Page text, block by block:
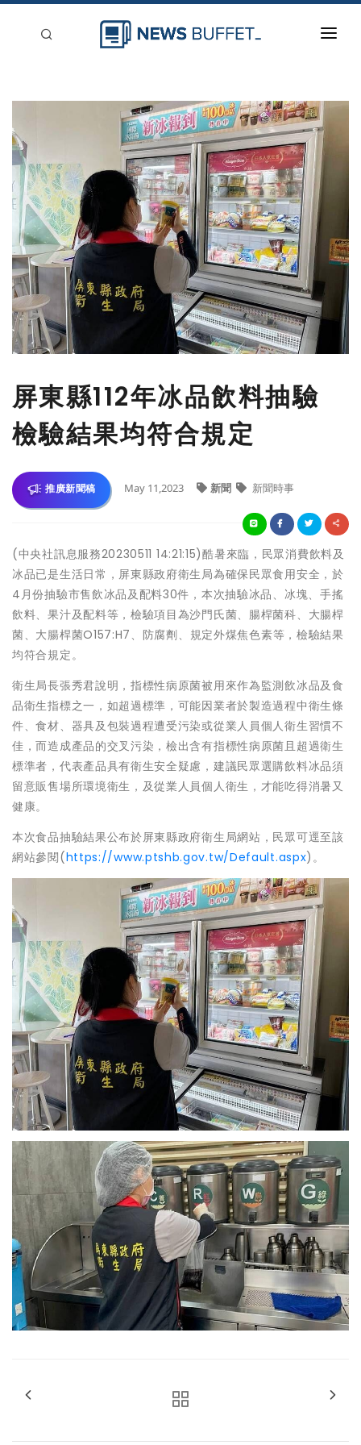
刊登
屏東縣112年冰品飲料抽驗
檢驗結果均符合規定
推廣新聞稿 May 11,2023 新聞 新聞時事
(中央社訊息服務20230511 14:21:15)酷暑來臨，民眾消費飲料及
冰品已是生活日常，屏東縣政府衛生局為確保民眾食用安全，於
4月份抽驗市售飲冰品及配料30件，本次抽驗冰品、冰塊、手搖
飲料、果汁及配料等，檢驗項目為沙門氏菌、腸桿菌科、大腸桿
菌、大腸桿菌O157:H7、防腐劑、規定外煤焦色素等，檢驗結果
均符合規定。
衛生局長張秀君說明，指標性病原菌被用來作為監測飲冰品及食
品衛生指標之一，如超過標準，可能因業者於製造過程中衛生條
件、食材、器具及包裝過程遭受污染或從業人員個人衛生習慣不
佳，而造成產品的交叉污染，檢出含有指標性病原菌且超過衛生
標準者，代表產品具有衛生安全疑慮，建議民眾選購飲料冰品須
留意販售場所環境衛生，及從業人員個人衛生，才能吃得消暑又
健康。
本次食品抽驗結果公布於屏東縣政府衛生局網站，民眾可逕至該
網站參閱(https://www.ptshb.gov.tw/Default.aspx)。